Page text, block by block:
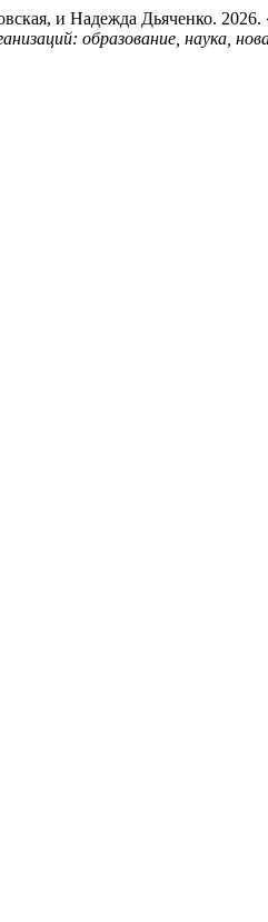
и Надежда Дьяченко.
образование, наука,